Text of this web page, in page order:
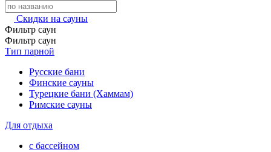
Скидки на сауны
Фильтр саун
Фильтр саун
Тип парной
Русские бани
Финские сауны
Турецкие бани (Хаммам)
Римские сауны
Для отдыха
с бассейном